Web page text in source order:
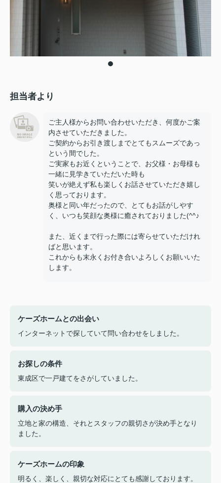
担当者より
ご主人様からお問い合わせいただき、何度かご案
内させていただきました。
ご契約からお引き渡しまでとてもスムーズであっ
という間でした。
ご実家もお近くということで、お父様・お母様も
一緒に見学きていただいた時も
笑いが絶えず私も楽しくお話させていただき嬉し
く思っております。
奥様と同い年だったので、とてもお話がしやす
く、いつも笑顔な奥様に癒されておりました(^^♪
また、近くまで行った際には寄らせていただけれ
ばと思います。
これからも末永くお付き合いよろしくお願いいた
します。
ケーズホームとの出会い
インターネットで探していて問い合わせをしました。
お探しの条件
東成区で一戸建てをさがしていました。
購入の決め手
立地と家の構造、それとスタッフの親切さが決め手となり
ました。
ケーズホームの印象
明るく、楽しく、親切な対応にとても感謝しております。